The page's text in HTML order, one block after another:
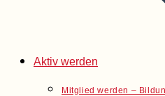
Aktiv werden
Mitglied werden –